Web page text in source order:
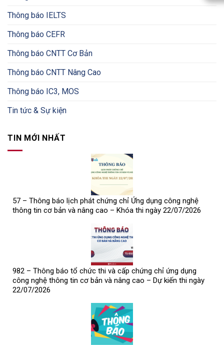
Thông báo IELTS
Thông báo CEFR
Thông báo CNTT Cơ Bản
Thông báo CNTT Nâng Cao
Thông báo IC3, MOS
Tin tức & Sự kiện
TIN MỚI NHẤT
57 – Thông báo lịch phát chứng chỉ Ứng dụng công nghệ
thông tin cơ bản và nâng cao – Khóa thi ngày 22/07/2026
982 – Thông báo tổ chức thi và cấp chứng chỉ ứng dụng
công nghệ thông tin cơ bản và nâng cao – Dự kiến thi ngày
22/07/2026